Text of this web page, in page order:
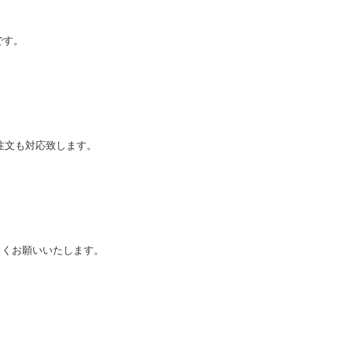
。
も対応致します。
お願いいたします。